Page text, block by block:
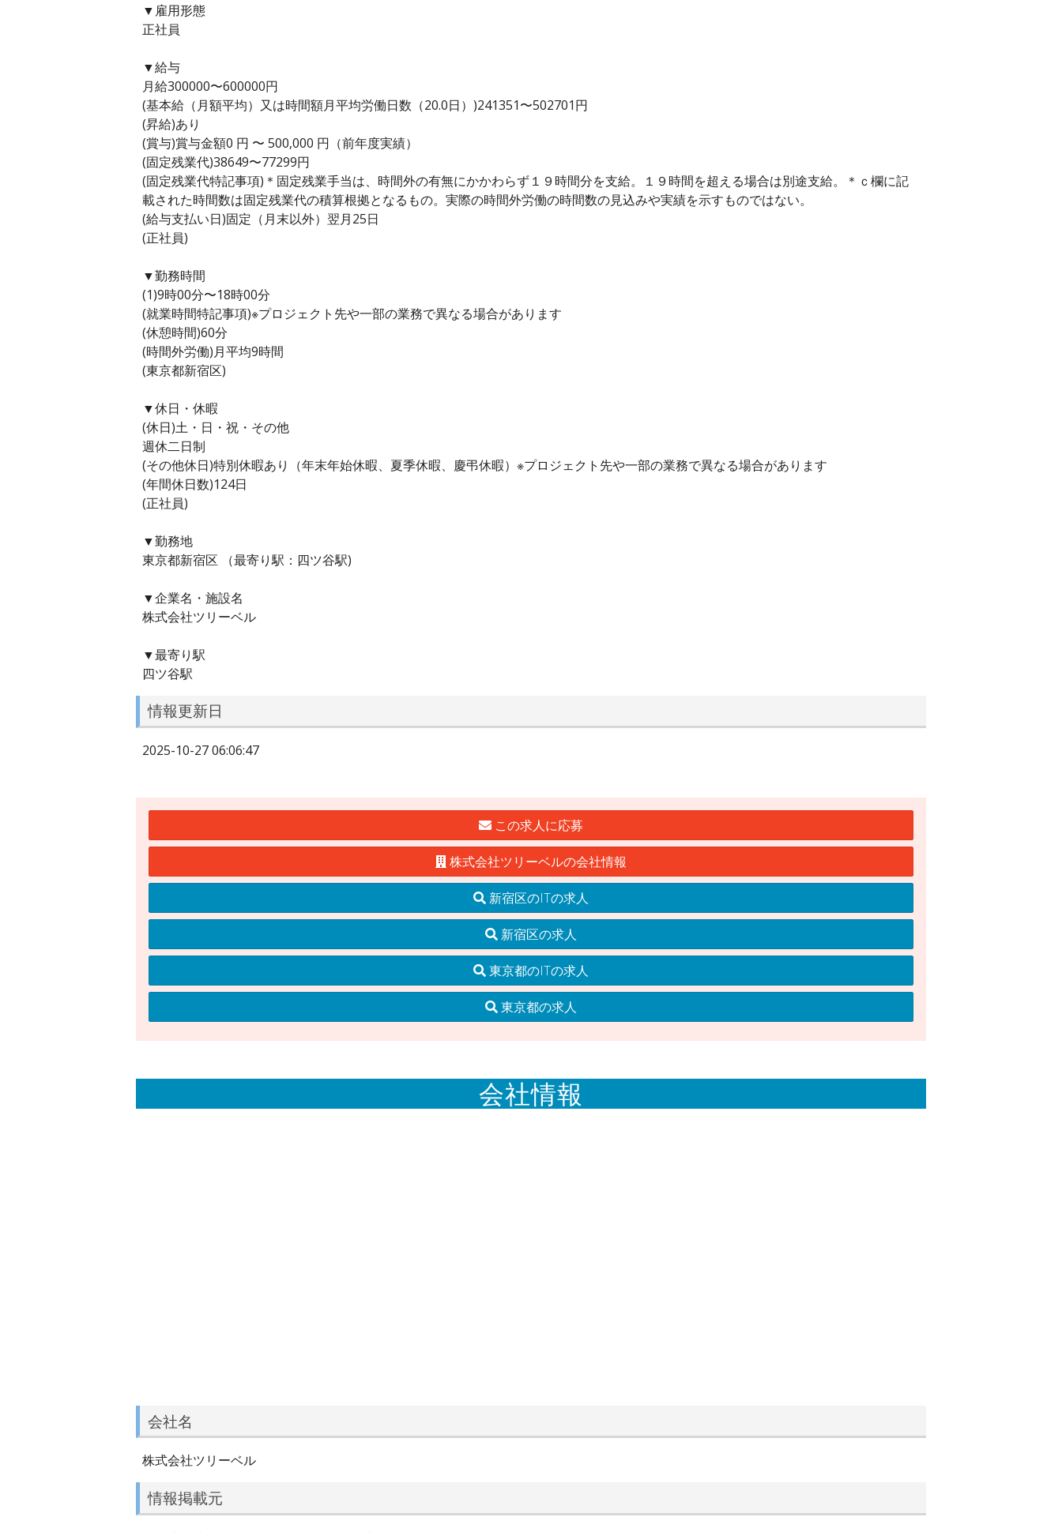
▼雇用形態
正社員
▼給与
月給300000〜600000円
(基本給（月額平均）又は時間額月平均労働日数（20.0日）)241351〜502701円
(昇給)あり
(賞与)賞与金額0 円 〜 500,000 円（前年度実績）
(固定残業代)38649〜77299円
(固定残業代特記事項)＊固定残業手当は、時間外の有無にかかわらず１９時間分を支給。１９時間を超える場合は別途支給。＊ｃ欄に記
載された時間数は固定残業代の積算根拠となるもの。実際の時間外労働の時間数の見込みや実績を示すものではない。
(給与支払い日)固定（月末以外）翌月25日
(正社員)
▼勤務時間
(1)9時00分〜18時00分
(就業時間特記事項)※プロジェクト先や一部の業務で異なる場合があります
(休憩時間)60分
(時間外労働)月平均9時間
(東京都新宿区)
▼休日・休暇
(休日)土・日・祝・その他
週休二日制
(その他休日)特別休暇あり（年末年始休暇、夏季休暇、慶弔休暇）※プロジェクト先や一部の業務で異なる場合があります
(年間休日数)124日
(正社員)
▼勤務地
東京都新宿区 （最寄り駅：四ツ谷駅)
▼企業名・施設名
株式会社ツリーベル
▼最寄り駅
四ツ谷駅
情報更新日
2025-10-27 06:06:47
この求人に応募
株式会社ツリーベルの会社情報
新宿区のITの求人
新宿区の求人
東京都のITの求人
東京都の求人
会社情報
会社名
株式会社ツリーベル
情報掲載元